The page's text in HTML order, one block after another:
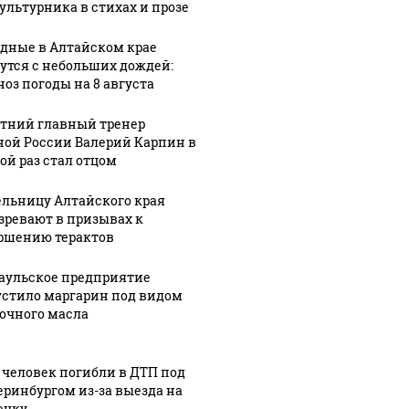
о
Годы
тишины: в
желающих
купить
в стихах и прозе
в Алтайском крае
с небольших дождей:
погоды на 8 августа
главный тренер
России Валерий Карпин в
раз стал отцом
Алтайского края
в призывах к
терактов
предприятие
маргарин под видом
масла
погибли в ДТП под
из-за выезда на